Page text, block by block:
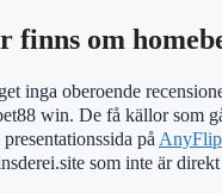
finns om
inga oberoende
win. De få källor som
på AnyFlip
som inte är